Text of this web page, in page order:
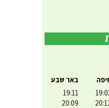
באר שבע
19:11
20:09